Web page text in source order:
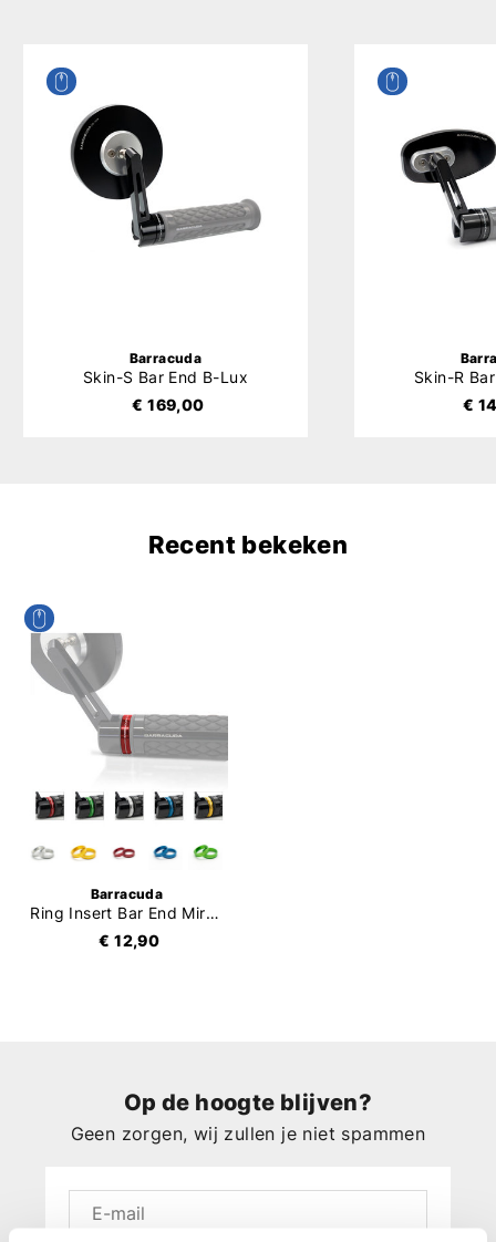
Barracuda
Skin-S Bar End B-Lux
€ 169,00
Skin-R
€
Recent bekeken
Barracuda
Ring Insert Bar End Mirrors
€ 12,90
Op de hoogte blijven?
Geen zorgen, wij zullen je niet spammen